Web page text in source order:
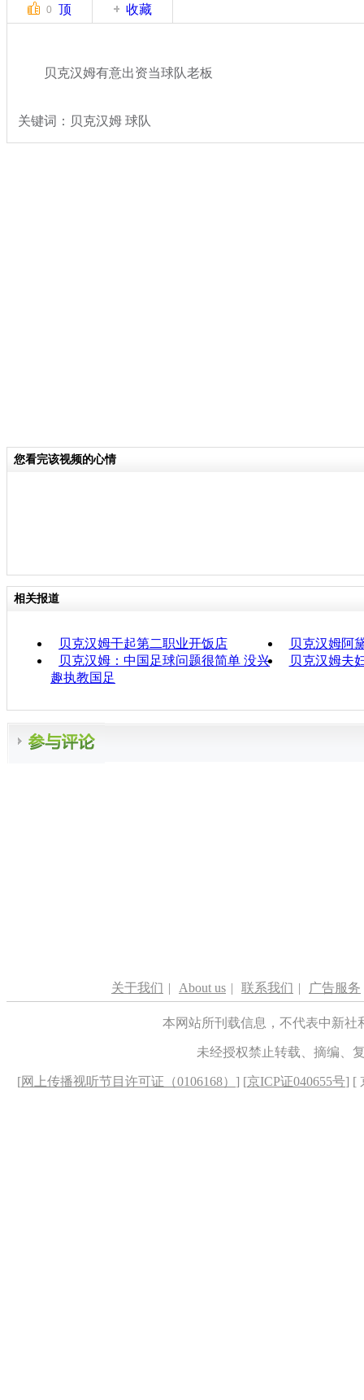
0 顶 收藏
贝克汉姆有意出资当球队老板
关键词：贝克汉姆 球队
您看完该视频的心情
相关报道
贝克汉姆干起第二职业开饭店
贝克汉姆阿
贝克汉姆：中国足球问题很简单 没兴
趣执教国足
贝克汉姆夫
关于我们 | About us | 联系我们 | 广告服务
本网站所刊载信息，不代表中新
未经授权禁止转载、摘编、
[网上传播视听节目许可证（0106168） ] [京ICP证040655号] [